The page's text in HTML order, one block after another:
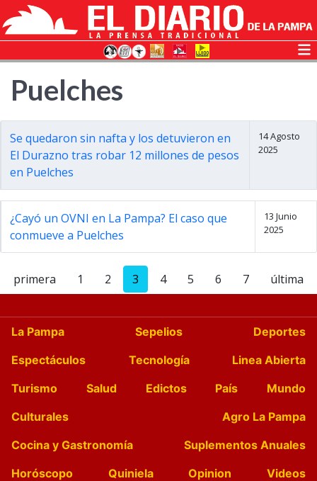
Puelches
Se quedaron sin nafta y los detuvieron en
El Durazno tras robar 12 millones de pesos
en Puelches
14 Agosto
2025
¿Cayó un OVNI en La Pampa? El caso que
conmueve a Puelches
13 Junio
2025
primera 1 2 3 4 5 6 7 última
La Pampa Sepelios
Deportes
Espectáculos
Tecnología
Linea Abierta
Turismo
Salud Edictos País
Mundo
Culturales
Agro La Pampa
Cocina y Gastronomía
Suplementos Anuales
Horóscopo
Quiniela Opinion
Videos